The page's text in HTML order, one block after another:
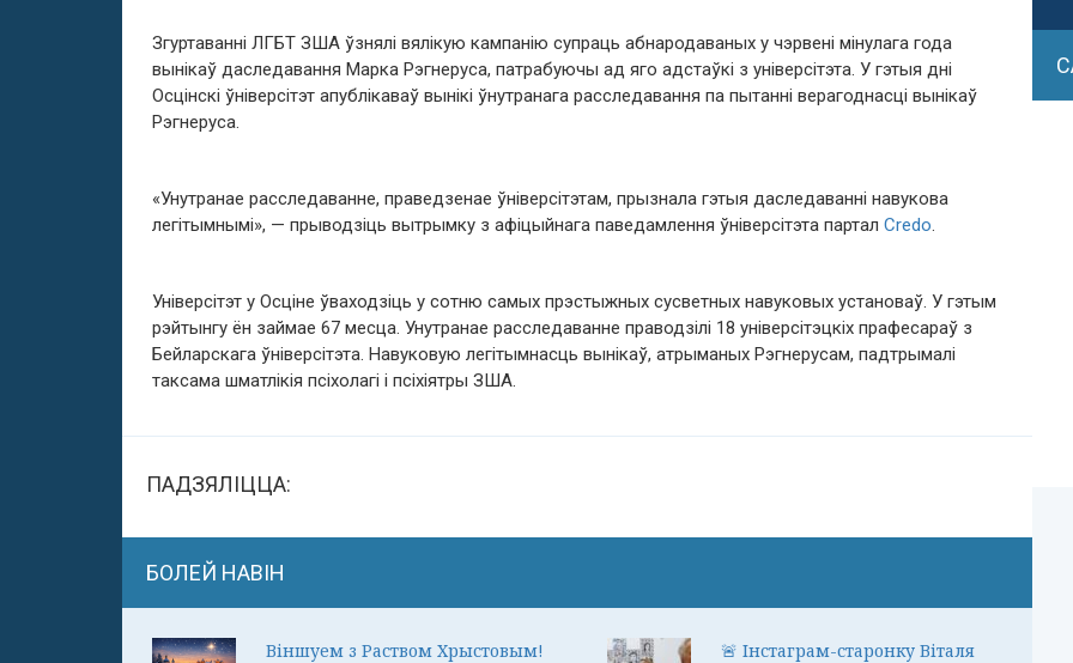
Згуртаванні ЛГБТ ЗША ўзнялі вялікую кампанію супраць абнародаваных у чэрвені мінулага года
вынікаў даследавання Марка Рэгнеруса, патрабуючы ад яго адстаўкі з універсітэта. У гэтыя дні
Осцінскі ўніверсітэт апублікаваў вынікі ўнутранага расследавання па пытанні верагоднасці вынікаў
Рэгнеруса.
«Унутранае расследаванне, праведзенае ўніверсітэтам, прызнала гэтыя даследаванні навукова
легітымнымі», — прыводзіць вытрымку з афіцыйнага паведамлення ўніверсітэта партал Сredo.
Універсітэт у Осціне ўваходзіць у сотню самых прэстыжных сусветных навуковых установаў. У гэтым
рэйтынгу ён займае 67 месца. Унутранае расследаванне праводзілі 18 універсітэцкіх прафесараў з
Бейларскага ўніверсітэта. Навуковую легітымнасць вынікаў, атрыманых Рэгнерусам, падтрымалі
таксама шматлікія псіхолагі і псіхіятры ЗША.
ПАДЗЯЛІЦЦА:
БОЛЕЙ НАВІН
Віншуем з Раством Хрыстовым!
🚨 Інстаграм-старонку Віталя